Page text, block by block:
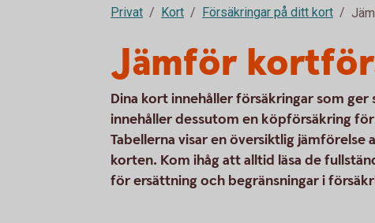
Privat Kort Försäkringar på ditt kort
Jämför
Dina kort innehåller försäkringar som
innehåller dessutom en köpförsäkring
Tabellerna visar en översiktlig
korten. Kom ihåg att alltid läsa de
för ersättning och begränsningar i